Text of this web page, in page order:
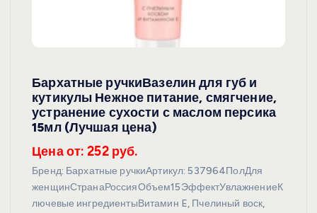
Бархатные ручкиВазелин для губ и
кутикулы Нежное питание, смягчение,
устранение сухости с маслом персика
15мл (Лучшая цена)
Цена от: 252 руб.
Бренд: Бархатные ручкиАртикул: 537964ПолДля
женщинСтранаРоссияОбъем15ЭффектУвлажнениеК
лючевые ингредиентыВитамин E, Пчелиный воск,